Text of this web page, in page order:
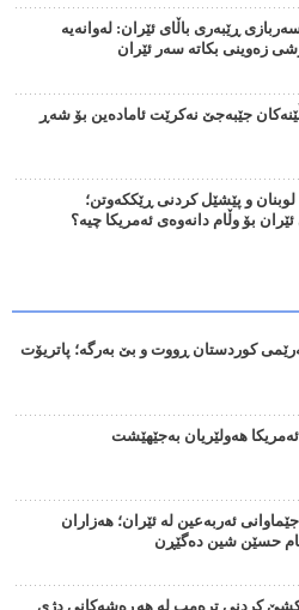
ڕێبەری باڵای ئێران: لەوانەیە
زەوینی بکاتە سەر ئێران
جێبەجێ نەکرێت ئامادەین بۆ شەڕ
و پێشێل کردنی ڕێککەوتن؛
ئێران بۆ وڵام دانەوەی ئەمریکا چیە؟
کوردستان ڕووت و بێ بەرگە؛ پاتریۆت
هەولێریان بەجێهێشت
ئەربەعین لە ئێران؛ هەزاران
حسێن شین دەگێڕن